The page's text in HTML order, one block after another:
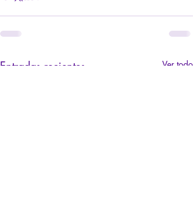
Entradas recientes Ver todo